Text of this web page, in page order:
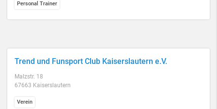
Personal Trainer
Trend und Funsport Club Kaiserslautern e.V.
Malzstr. 18
67663 Kaiserslautern
Verein